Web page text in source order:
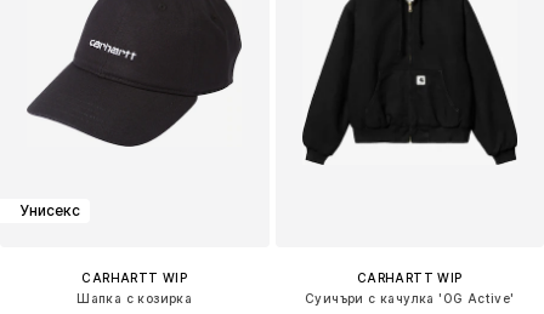
Унисекс
CARHARTT WIP
Шапка с козирка
CARHARTT WIP
Суичъри с качулка 'OG Active'